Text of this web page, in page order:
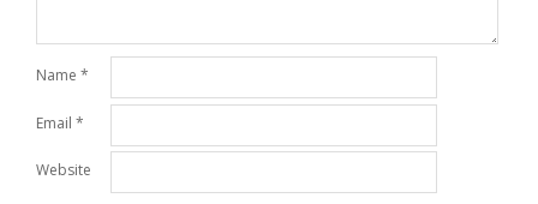
Name *
Email *
Website